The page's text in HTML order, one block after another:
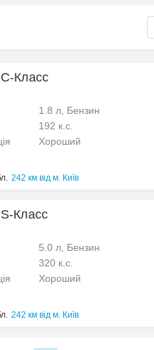
Класс
1.8 л, Бензин
192 к.с.
Хороший
242 км від м. Київ
Класс
5.0 л, Бензин
320 к.с.
Хороший
242 км від м. Київ